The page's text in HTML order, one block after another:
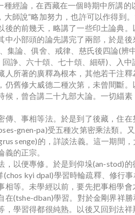
種經論，在西藏在一個時期中所講的
師說“略加努力，也許可以作得到
的前幾天，略講了一些印土論典。
小部頭的論先講完了兩部，於是後
集論、俱舍、戒律、慈氏後四論(辨
諍、六十頌、七十頌、細研)、入中
所著的廣釋為根本，其他若干注釋
舊修大威德二種次第，未曾間斷。
，曾合講二十九部大論。一切緇素
、事相等法。於是到了後藏，住在
gnen-pa)受五種次第密乘法類。
senge)的，詳談法義。這一期間，
的正宗。
以便專修。於是到仰垛(an-stod)的
kyi dpal)學習時輪疏釋、修行事
等。未學經以前，要先把事相學會
(tshe-dban)學習。對於金剛界祥
學習得都很純熟。以後又回到法祥